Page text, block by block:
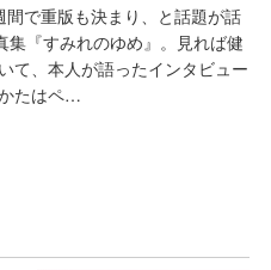
で重版も決まり、と話題が話
『すみれのゆめ』。見れば健
て、本人が語ったインタビュー
たはペ…